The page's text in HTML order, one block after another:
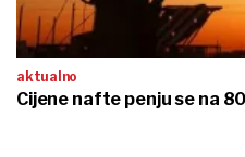
aktualno
Cijene nafte penju se na